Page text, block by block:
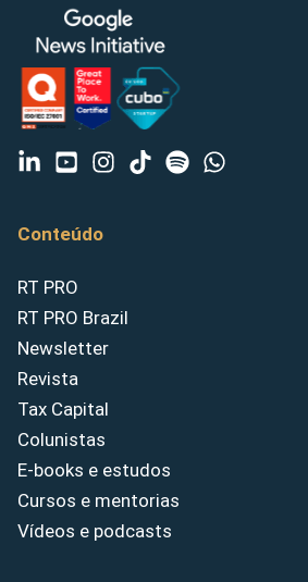
Conteúdo
RT PRO
RT PRO Brazil
Newsletter
Revista
Tax Capital
Colunistas
E-books e estudos
Cursos e mentorias
Vídeos e podcasts